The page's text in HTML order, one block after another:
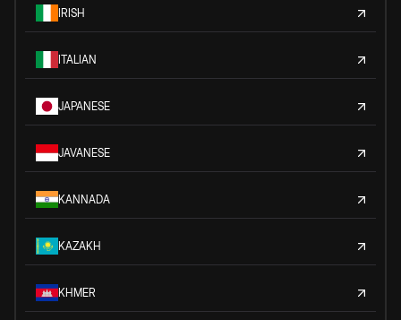
IRISH
ITALIAN
JAPANESE
JAVANESE
KANNADA
KAZAKH
KHMER